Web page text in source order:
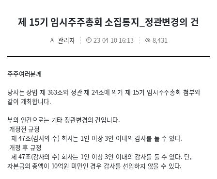
제 15기 임시주주총회 소집통지_정관변경의 건
관리자 23-04-10 16:13 8,431
주주여러분께
당사는 상법 제 363조와 정관 제 24조에 의거 제 15기 임시주주총회 첨부와
같이 개최합니다.
부의 안건으로는 기타 정관변경의 건입니다.
개정전 규정
제 47조(감사의 수) 회사는 1인 이상 3인 이내의 감사를 둘 수 있다.
개정 후 규정
제 47조(감사의 수) 회사는 1인 이상 3인 이내의 감사를 둘 수 있다. 단,
자본금의 총액이 10억원 미만인 경우 감사를 선임하지 않을 수 있다.